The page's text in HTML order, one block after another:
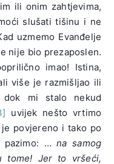
ili onim zahtjevima,
slušati tišinu i ne
uzmemo Evanđelje
nije bio prezaposlen.
imao! Istina,
više je razmišljao ili
mi stalo nekud
uvijek nešto vrtimo
povjereno i tako po
pazimo: …na samog
tome! Jer to vršeći,